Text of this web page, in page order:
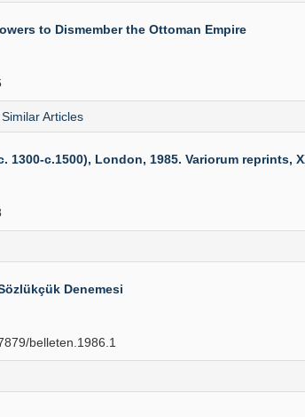
to Dismember the Ottoman Empire
Similar Articles
c.1500), London, 1985. Variorum reprints,
Denemesi
belleten.1986.1